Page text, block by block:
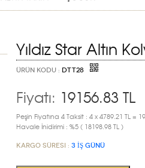
Yıldız Star Altın
ÜRÜN KODU : DTT28
Fiyatı: 19156.83 TL
Peşin Fiyatına 4 Taksit : 4 x 4789.21 TL =
Havale İnidirimi : %5 ( 18198.98 TL )
Kargo Süresi : 3 İŞ GÜNÜ